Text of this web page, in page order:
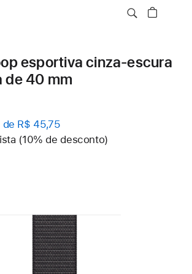
esportiva cinza-escura
de 40 mm
de R$ 45,75
(10% de desconto)